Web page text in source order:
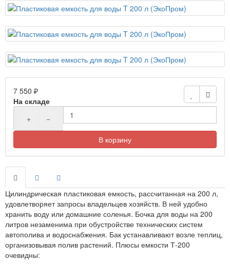
7 550 ₽
На складе
+
−
В корзину
Цилиндрическая пластиковая емкость, рассчитанная на 200 л,
удовлетворяет запросы владельцев хозяйств. В ней удобно
хранить воду или домашние соленья. Бочка для воды на 200
литров незаменима при обустройстве технических систем
автополива и водоснабжения. Бак устанавливают возле теплиц,
организовывая полив растений. Плюсы емкости Т-200
очевидны: